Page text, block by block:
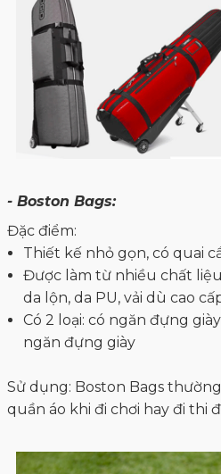
- Boston Bags:
Đặc điểm:
Thiết kế nhỏ gọn, có quai
Được làm từ nhiều chất
da lộn, da PU, vải dù cao
Có 2 loại: có ngăn đựng
ngăn đựng giày
Sử dụng: Boston Bags
quần áo khi đi chơi hay đi thi